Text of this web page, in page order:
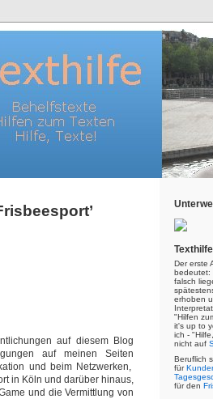
auf diesem Blog
auf meinen Seiten
und beim Netzwerken,
in Köln und darüber hinaus,
und die Vermittlung von
Texthilfe
Der erste
bedeutet:
falsch
erhoben
"Hilfen
it's up to
ich -
nicht auf
Beruflich
für
für den